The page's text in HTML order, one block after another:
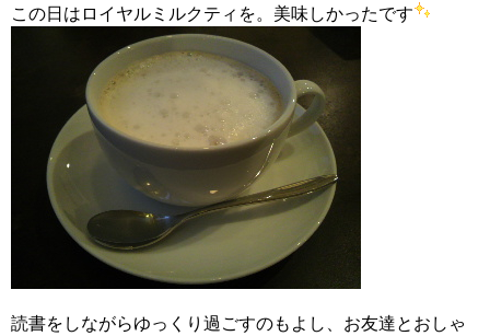
この日はロイヤルミルクティを。美味しかったです
読書をしながらゆっくり過ごすのもよし、お友達とおしゃ